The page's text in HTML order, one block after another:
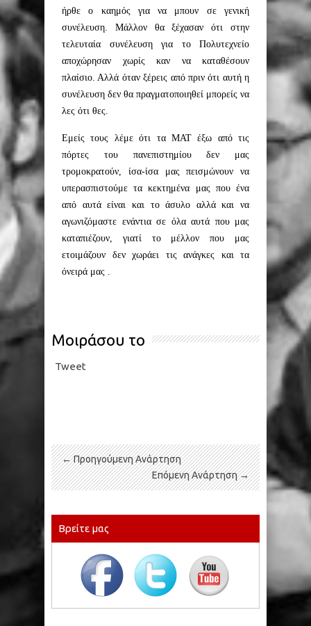
ήρθε ο καημός για να μπουν σε γενική
συνέλευση. Μάλλον θα ξέχασαν ότι στην
τελευταία συνέλευση για το Πολυτεχνείο
αποχώρησαν χωρίς καν να καταθέσουν
πλαίσιο. Αλλά όταν ξέρεις από πριν ότι αυτή η
συνέλευση δεν θα πραγματοποιηθεί μπορείς να
λες ότι θες.
Εμείς τους λέμε ότι τα ΜΑΤ έξω από τις
πόρτες του πανεπιστημίου δεν μας
τρομοκρατούν, ίσα-ίσα μας πεισμώνουν να
υπερασπιστούμε τα κεκτημένα μας που ένα
από αυτά είναι και το άσυλο αλλά και να
αγωνιζόμαστε ενάντια σε όλα αυτά που μας
καταπιέζουν, γιατί το μέλλον που μας
ετοιμάζουν δεν χωράει τις ανάγκες και τα
όνειρά μας .
Μοιράσου το
Tweet
← Προηγούμενη Ανάρτηση
Επόμενη Ανάρτηση →
Βρείτε μας